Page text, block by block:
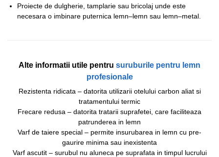
Proiecte de dulgherie, tamplarie sau bricolaj unde este
necesara o imbinare puternica lemn–lemn sau lemn–metal.
Alte informatii utile pentru suruburile pentru lemn
profesionale
Rezistenta ridicata – datorita utilizarii otelului carbon aliat si
tratamentului termic
Frecare redusa – datorita tratarii suprafetei, care faciliteaza
patrunderea in lemn
Varf de taiere special – permite insurubarea in lemn cu pre-
gaurire minima sau inexistenta
Varf ascutit – surubul nu aluneca pe suprafata in timpul lucrului